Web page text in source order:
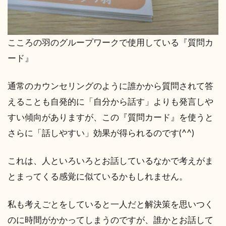
こころの羽のグループワークで使用している『質問カ
ード』
通常のカウンセリングのように誰かから質問されて答
えることも自発的に「自分から話す」よりも発言しや
すい傾向がありますが、この『質問カード』を使うと
さらに「話しやすい」効果が得られるのです(^^)
これは、人といろいろとお話しているなかで考えがま
とまってくる感覚に似ているかもしれません。
私も考えごとをしていると一人だと解決策を思いつく
のに時間がかかってしまうのですが、誰かとお話して